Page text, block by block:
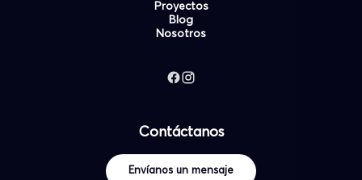
Proyectos
Blog
Nosotros
Contáctanos
Envíanos un mensaje